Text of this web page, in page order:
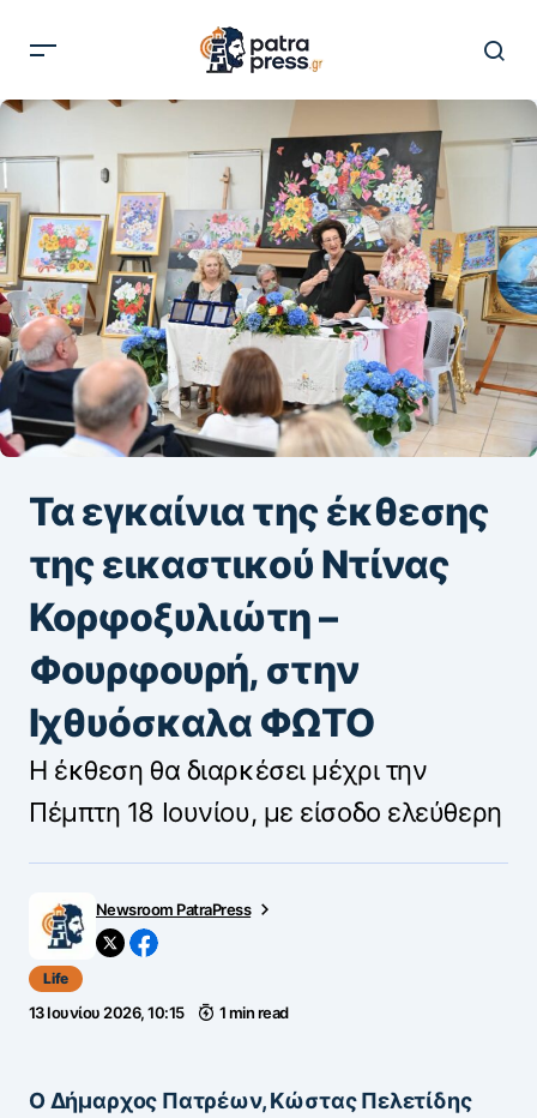
Τα εγκαίνια της έκθεσης
της εικαστικού Ντίνας
Κορφοξυλιώτη –
Φουρφουρή, στην
Ιχθυόσκαλα ΦΩΤΟ
Η έκθεση θα διαρκέσει μέχρι την
Πέμπτη 18 Ιουνίου, με είσοδο ελεύθερη
Newsroom PatraPress
Life
13 Ιουνίου 2026, 10:15 1 min read
Ο Δήμαρχος Πατρέων, Κώστας Πελετίδης